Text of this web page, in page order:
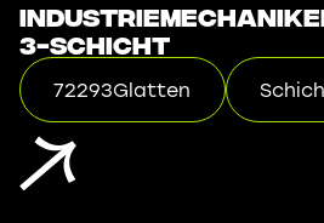
3-Schicht
72293Glatten